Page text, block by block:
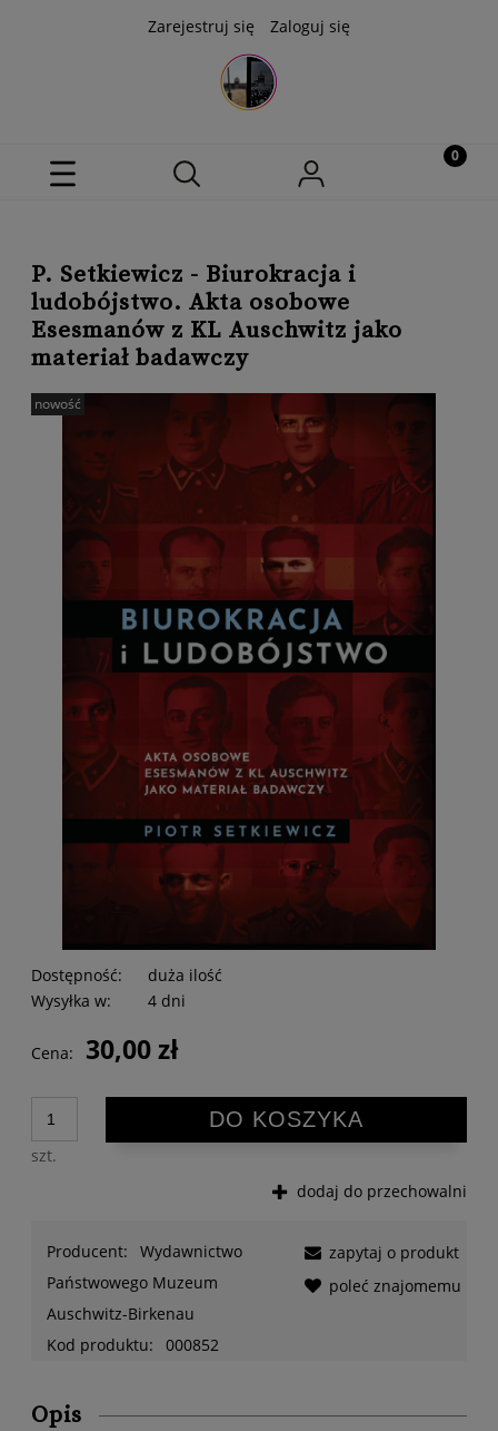
Zarejestruj się Zaloguj się
P. Setkiewicz - Biurokracja i
ludobójstwo. Akta osobowe
Esesmanów z KL Auschwitz jako
materiał badawczy
nowość
Dostępność:
duża ilość
Wysyłka w:
4 dni
Cena: 30,00 zł
szt.
DO KOSZYKA
dodaj do przechowalni
Producent:
Wydawnictwo
Państwowego Muzeum
Auschwitz-Birkenau
Kod produktu:
000852
zapytaj o produkt
poleć znajomemu
Opis